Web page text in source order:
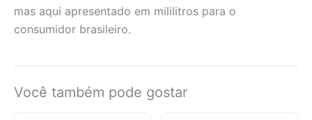
mas aqui apresentado em mililitros para o
consumidor brasileiro.
Você também pode gostar